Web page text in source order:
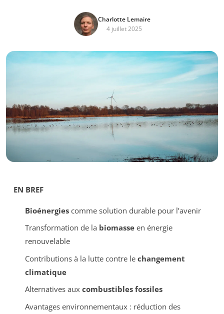
Charlotte Lemaire
4 juillet 2025
EN BREF
Bioénergiescomme solution durable pour l’avenir
Transformation de la biomasseen énergie
renouvelable
Contributions à la lutte contre le changement
climatique
Alternatives aux combustibles fossiles
Avantages environnementaux : réduction des